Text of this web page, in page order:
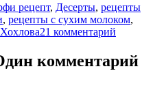
рецепт, Десерты, рецепты
, рецепты с сухим молоком,
21 комментарий
комментарий